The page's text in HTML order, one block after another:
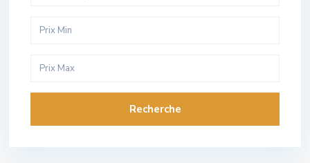
Recherche